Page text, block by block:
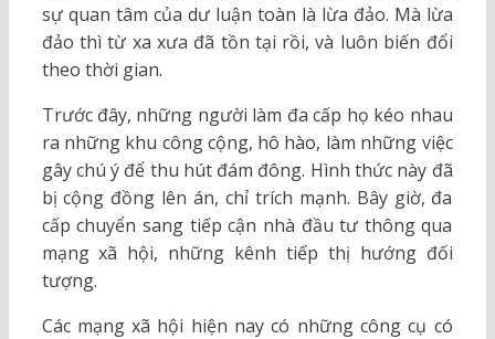
sự quan tâm của dư luận toàn là lừa đảo. Mà lừa
đảo thì từ xa xưa đã tồn tại rồi, và luôn biến đổi
theo thời gian.
Trước đây, những người làm đa cấp họ kéo nhau
ra những khu công cộng, hô hào, làm những việc
gây chú ý để thu hút đám đông. Hình thức này đã
bị cộng đồng lên án, chỉ trích mạnh. Bây giờ, đa
cấp chuyển sang tiếp cận nhà đầu tư thông qua
mạng xã hội, những kênh tiếp thị hướng đối
tượng.
Các mạng xã hội hiện nay có những công cụ có